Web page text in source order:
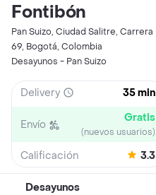
Fontibón
Pan Suizo, Ciudad Salitre, Carrera
69, Bogotá, Colombia
Desayunos - Pan Suizo
Delivery 35 min
Envío Gratis
(nuevos usuarios)
Calificación 3.3
Desayunos